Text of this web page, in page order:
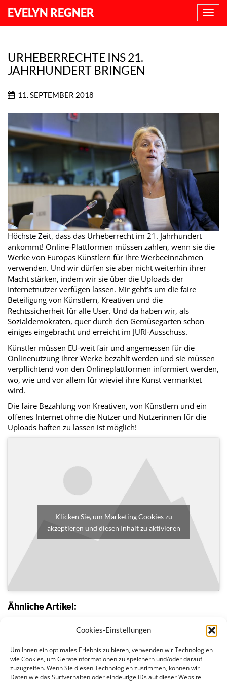
Cookies-Einstellungen
Um Ihnen ein optimales Erlebnis zu bieten, verwenden wir Technologien
wie Cookies, um Geräteinformationen zu speichern und/oder darauf
zuzugreifen. Wenn Sie diesen Technologien zustimmen, können wir
Daten wie das Surfverhalten oder eindeutige IDs auf dieser Website
EVELYN REGNER
URHEBERRECHTE INS 21.
JAHRHUNDERT BRINGEN
11. SEPTEMBER 2018
Höchste Zeit, dass das Urheberrecht im 21. Jahrhundert
ankommt! Online-Plattformen müssen zahlen, wenn sie die
Werke von Europas Künstlern für ihre Werbeeinnahmen
verwenden. Und wir dürfen sie aber nicht weiterhin ihrer
Macht stärken, indem wir sie über die Uploads der
Internetnutzer verfügen lassen. Mir geht’s um die faire
Beteiligung von Künstlern, Kreativen und die
Rechtssicherheit für alle User. Und da haben wir, als
Sozialdemokraten, quer durch den Gemüsegarten schon
einiges eingebracht und erreicht im JURI-Ausschuss.
Künstler müssen EU-weit fair und angemessen für die
Onlinenutzung ihrer Werke bezahlt werden und sie müssen
verpflichtend von den Onlineplattformen informiert werden,
wo, wie und vor allem für wieviel ihre Kunst vermarktet
wird.
Die faire Bezahlung von Kreativen, von Künstlern und ein
offenes Internet ohne die Nutzer und Nutzerinnen für die
Uploads haften zu lassen ist möglich!
Klicken Sie, um Marketing Cookies zu
akzeptieren und diesen Inhalt zu aktivieren
Ähnliche Artikel:
Frauen in Führungspositionen
Neues Urheberrecht bringt Verbesserungen für
Kreative
Regner/Weidenholzer: Neues Urheberrecht bringt…
Datenschutzerklärung